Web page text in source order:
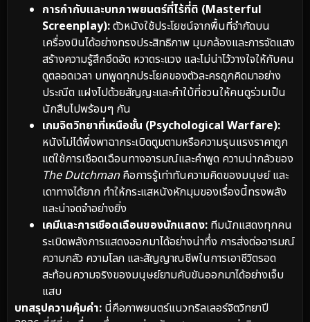
การกำกับและบทภาพยนตร์ที่ไร้ที่ติ (Masterful
Screenplay):ตัวหนังใช้ประโยชน์จากพื้นที่จำกัดบน
เครื่องบินได้อย่างทรงประสิทธิภาพ มุมกล้องและการจัดแสง
สร้างความรู้สึกอึดอัด หวาดระแวง และไม่น่าไว้วางใจให้กับคน
ดูตลอดเวลา บทพูดทุกประโยคของตัวละครถูกคิดมาอย่าง
ประณีต แฝงไปด้วยสัญญะและคำใบ้ที่ชวนให้คนดูร่วมเป็น
นักสืบไปพร้อมๆ กัน
เกมจิตวิทยาที่เหนือชั้น (Psychological Warfare):
หนังไม่ได้พึ่งพาฉากระเบิดตูมตามหรือความรุนแรงราคาถูก
แต่ใช้การเชือดเฉือนทางอารมณ์และคำพูด ความน่ากลัวของ
The Dutchmanคือการรู้เท่าทันความคิดของมนุษย์ และ
เดาทางได้ยาก ทำให้กระแสหนังหักมุมของเรื่องนี้ทรงพลัง
และน่าจดจำอย่างยิ่ง
เคมีและการเชือดเฉือนของนักแสดง: ทีมนักแสดงทุกคน
ระเบิดพลังการแสดงออกมาได้อย่างน่าทึ่ง การส่งต่ออารมณ์
ความกลัว ความโลภ และสัญญาณชีพในการเอาชีวิตรอด
สะท้อนความจริงของมนุษย์ยามคับขันออกมาได้อย่างเจ็บ
แสบ
บทสรุปความคุ้มค่า: นี่คือภาพยนตร์แนวทริลเลอร์จิตวิทยาปี